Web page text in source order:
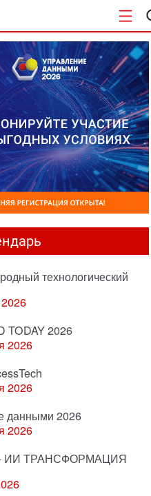
технологический
TODAY 2026
2026
2026
данными 2026
2026
ИИ ТРАНСФОРМАЦИЯ